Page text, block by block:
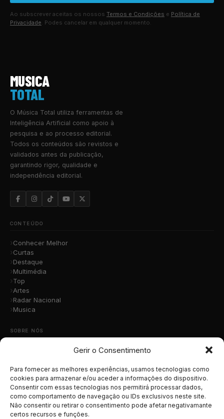
Gerir o Consentimento
Para fornecer as melhores experiências, usamos tecnologias como
cookies para armazenar e/ou aceder a informações do dispositivo.
Consentir com essas tecnologias nos permitirá processar dados,
como comportamento de navegação ou IDs exclusivos neste site.
Não consentir ou retirar o consentimento pode afetar negativamante
certos recursos e funções.
Ao subscrever aceitas os nossos Termos e Condições e Política de
Privacidade. Podes cancelar em qualquer momento.
MUSICA
TOTAL
O Música Total utiliza ferramentas de
Inteligência Artificial como apoio à
pesquisa e ao processo editorial.
Todos os conteúdos são revistos e
validados antes da publicação,
garantindo rigor, qualidade e
independência editorial.
CONTEÚDO
Conhecer Melhor
Curtas
Destaque
Multimédia
Top
Artes
Radar Nacional
Musica
SOBRE NÓS
Contacto
Submete a Tua Música
Publicidade
Apoiar o Projeto